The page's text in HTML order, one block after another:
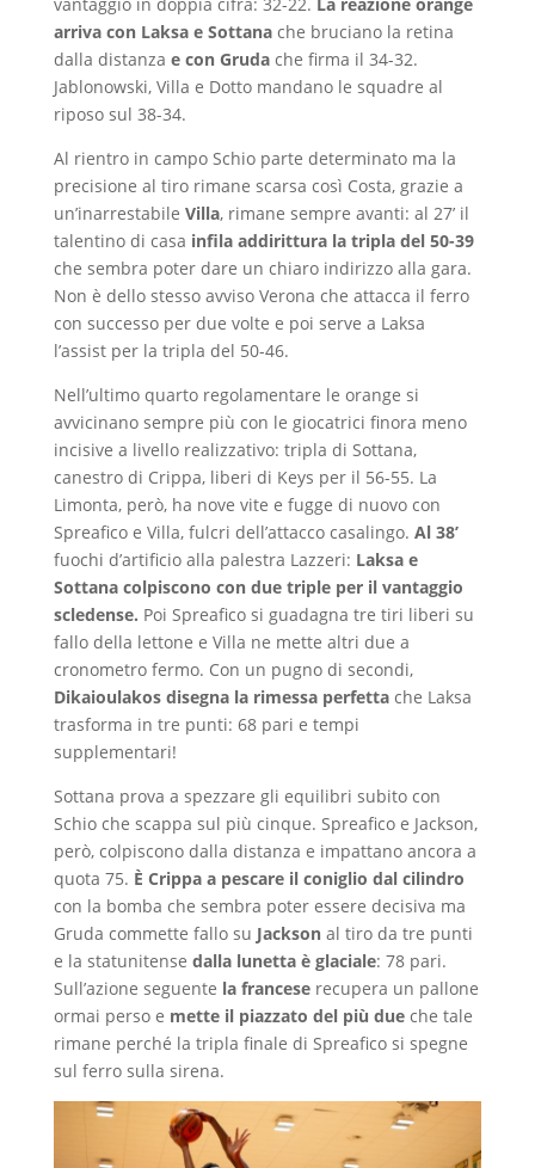
arriva con Laksa e Sottanache bruciano la retina
dalla distanza e con Grudache firma il 34-32.
Jablonowski, Villa e Dotto mandano le squadre al
riposo sul 38-34.
Al rientro in campo Schio parte determinato ma la
precisione al tiro rimane scarsa così Costa, grazie a
un’inarrestabile Villa, rimane sempre avanti: al 27’ il
talentino di casa infila addirittura la tripla del 50-39
che sembra poter dare un chiaro indirizzo alla gara.
Non è dello stesso avviso Verona che attacca il ferro
con successo per due volte e poi serve a Laksa
l’assist per la tripla del 50-46.
Nell’ultimo quarto regolamentare le orange si
avvicinano sempre più con le giocatrici finora meno
incisive a livello realizzativo: tripla di Sottana,
canestro di Crippa, liberi di Keys per il 56-55. La
Limonta, però, ha nove vite e fugge di nuovo con
Spreafico e Villa, fulcri dell’attacco casalingo. Al 38’
fuochi d’artificio alla palestra Lazzeri: Laksa e
Sottana colpiscono con due triple per il vantaggio
scledense. Poi Spreafico si guadagna tre tiri liberi su
fallo della lettone e Villa ne mette altri due a
cronometro fermo. Con un pugno di secondi,
Dikaioulakos disegna la rimessa perfettache Laksa
trasforma in tre punti: 68 pari e tempi
supplementari!
Sottana prova a spezzare gli equilibri subito con
Schio che scappa sul più cinque. Spreafico e Jackson,
però, colpiscono dalla distanza e impattano ancora a
quota 75. È Crippa a pescare il coniglio dal cilindro
con la bomba che sembra poter essere decisiva ma
Gruda commette fallo su Jacksonal tiro da tre punti
e la statunitense dalla lunetta è glaciale: 78 pari.
Sull’azione seguente la franceserecupera un pallone
ormai perso e mette il piazzato del più dueche tale
rimane perché la tripla finale di Spreafico si spegne
sul ferro sulla sirena.